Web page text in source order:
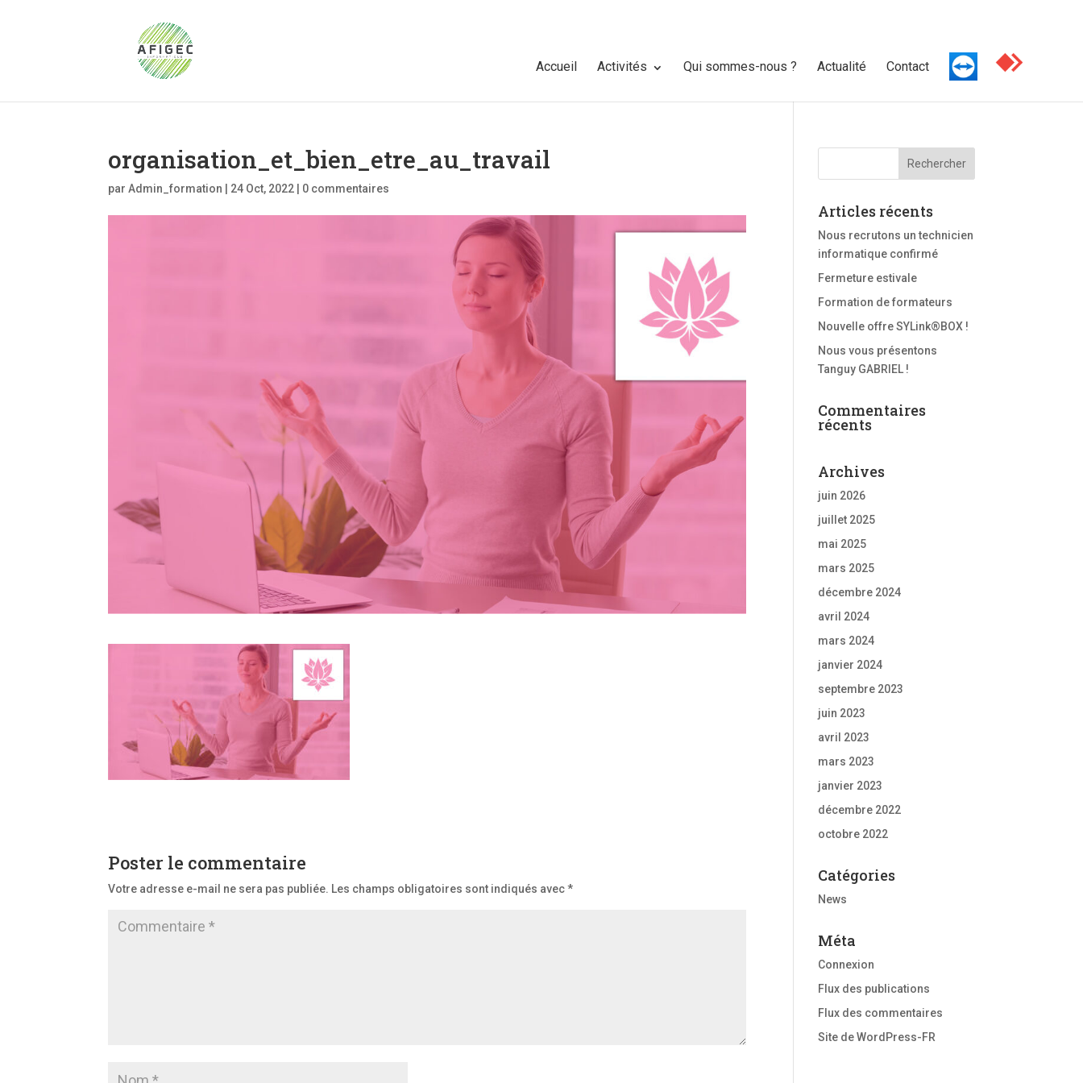
Accueil Activités Qui sommes-nous ? Actualité Contact
organisation_et_bien_etre_au_travail
parAdmin_formation 24 Oct, 2022 0 commentaires
Poster le commentaire
Votre adresse e-mail ne sera pas publiée. Les champs obligatoires sont indiqués avec*
Articles récents
Nous recrutons un technicien
informatique confirmé
Fermeture estivale
Formation de formateurs
Nouvelle offre SYLink®BOX !
Nous vous présentons
Tanguy GABRIEL !
Commentaires
récents
Archives
juin 2026
juillet 2025
mai 2025
mars 2025
décembre 2024
avril 2024
mars 2024
janvier 2024
septembre 2023
juin 2023
avril 2023
mars 2023
janvier 2023
décembre 2022
octobre 2022
Catégories
News
Méta
Connexion
Flux des publications
Flux des commentaires
Site de WordPress-FR